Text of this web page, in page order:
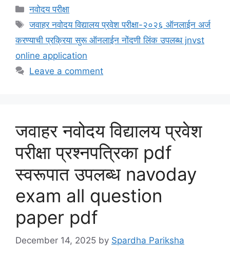
Categories
नवोदय परीक्षा
Tags
जवाहर नवोदय विद्यालय प्रवेश परीक्षा-२०२६ ऑनलाईन अर्ज
करण्याची प्रक्रिया सुरू ऑनलाईन नोंदणी लिंक उपलब्ध jnvst
online application
Leave a comment
जवाहर नवोदय विद्यालय प्रवेश
परीक्षा प्रश्नपत्रिका pdf
स्वरूपात उपलब्ध navoday
exam all question
paper pdf
December 14, 2025 by Spardha Pariksha